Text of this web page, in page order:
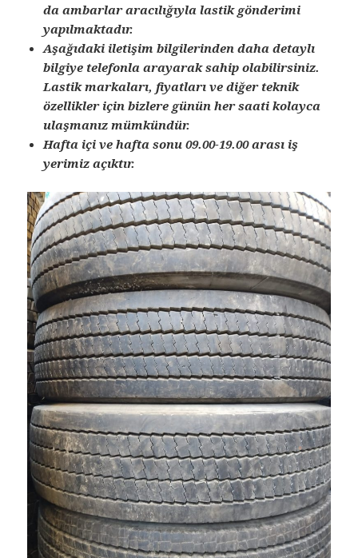
da ambarlar aracılığıyla lastik gönderimi
yapılmaktadır.
Aşağıdaki iletişim bilgilerinden daha detaylı
bilgiye telefonla arayarak sahip olabilirsiniz.
Lastik markaları, fiyatları ve diğer teknik
özellikler için bizlere günün her saati kolayca
ulaşmanız mümkündür.
Hafta içi ve hafta sonu 09.00-19.00 arası iş
yerimiz açıktır.